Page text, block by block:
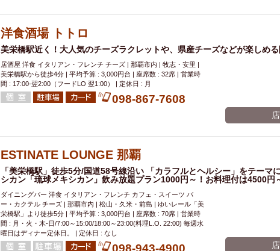
洋食酒場 トトロ
美栄橋駅近く！大人気のチーズラクレットや、県産チーズなどが楽しめ
居酒屋 洋食 イタリアン・フレンチ チーズ | 那覇市内 | 牧志・安里 |
美栄橋駅から徒歩4分 | 平均予算 : 3,000円台 | 座席数 : 32席 | 営業時
間 : 17:00-翌2:00（フードLO 翌1:00） | 定休日 : 月
098-867-7608
ESTINATE LOUNGE 那覇
「美栄橋駅」徒歩5分/国道58号線沿い 「カラフルとヘルシー」をテーマ
シカン「琉球メキシカン」飲み放題プラン1000円～！お料理付は4500円
ダイニングバー 洋食 イタリアン・フレンチ カフェ・スイーツ バ
ー・カクテル チーズ | 那覇市内 | 松山・久米・前島 | ゆいレール「美
栄橋駅」より徒歩5分 | 平均予算 : 3,000円台 | 座席数 : 70席 | 営業時
間 : 月・火・木-日/7:00～15:00/18:00～23:00(料理L.O. 22:00) 毎週水
曜日はディナー定休日。 | 定休日 : なし
098-943-4900